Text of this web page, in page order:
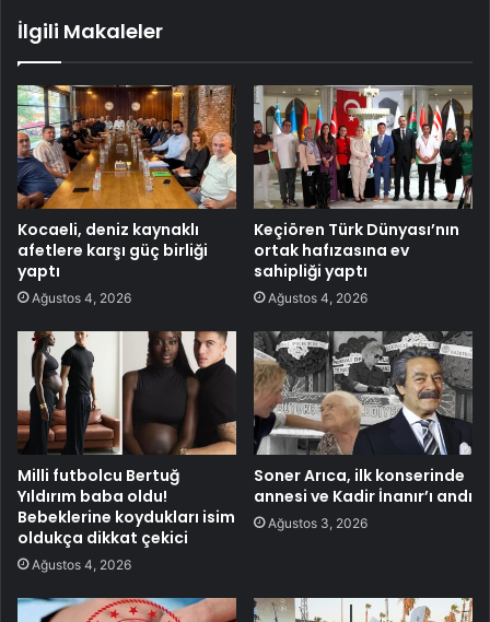
İlgili Makaleler
Kocaeli, deniz kaynaklı
afetlere karşı güç birliği
yaptı
Ağustos 4, 2026
Keçiören Türk Dünyası’nın
ortak hafızasına ev
sahipliği yaptı
Ağustos 4, 2026
Milli futbolcu Bertuğ
Yıldırım baba oldu!
Bebeklerine koydukları isim
oldukça dikkat çekici
Ağustos 4, 2026
Soner Arıca, ilk konserinde
annesi ve Kadir İnanır’ı andı
Ağustos 3, 2026